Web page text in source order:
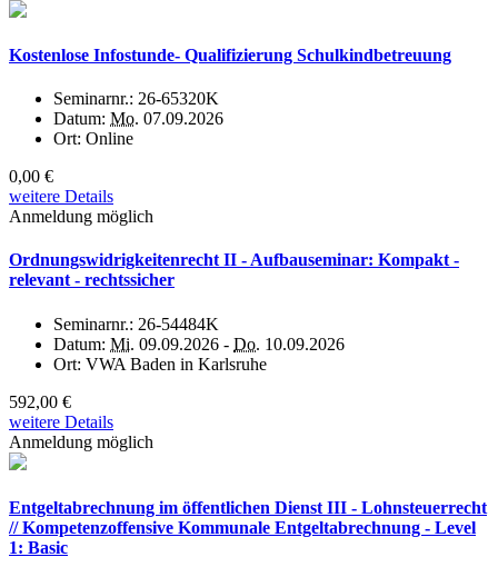
Kostenlose Infostunde- Qualifizierung Schulkindbetreuung
Seminarnr.: 26-65320K
Datum: Mo. 07.09.2026
Ort: Online
0,00 €
weitere Details
Anmeldung möglich
Ordnungswidrigkeitenrecht II - Aufbauseminar: Kompakt -
relevant - rechtssicher
Seminarnr.: 26-54484K
Datum: Mi. 09.09.2026 - Do. 10.09.2026
Ort: VWA Baden in Karlsruhe
592,00 €
weitere Details
Anmeldung möglich
Entgeltabrechnung im öffentlichen Dienst III - Lohnsteuerrecht
// Kompetenzoffensive Kommunale Entgeltabrechnung - Level
1: Basic